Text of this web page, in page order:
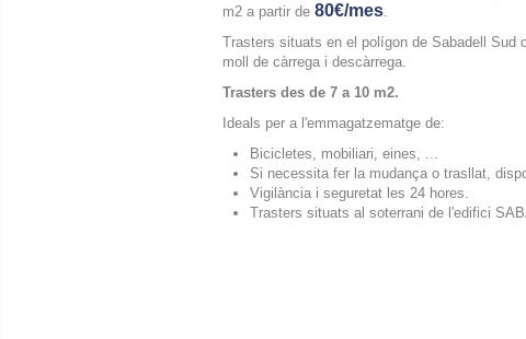
m2 a partir de 80€/mes.
Trasters situats en el polígon de Sabadell Sud
moll de càrrega i descàrrega.
Trasters des de 7 a 10 m2.
Ideals per a l'emmagatzematge de:
Bicicletes, mobiliari, eines, ...
Si necessita fer la mudança o trasllat,
Vigilància i seguretat les 24 hores.
Trasters situats al soterrani de l'edifici